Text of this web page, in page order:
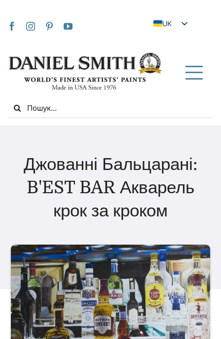
UK
FR
ZH
ZH_TW
Про нас
Продукти
Події
Блог
Search
for:
Джованні Бальцарані:
B'EST BAR Акварель
крок за кроком